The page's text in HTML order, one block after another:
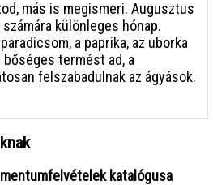
más is megismeri. Augusztus
különleges hónap.
a paprika, az uborka
bőséges termést ad, a
felszabadulnak az ágyások.
katalógusa